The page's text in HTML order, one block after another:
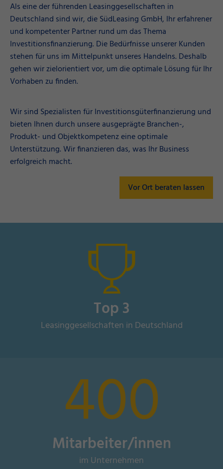
Als eine der führenden Leasinggesellschaften in
Deutschland sind wir, die SüdLeasing GmbH, Ihr erfahrener
und kompetenter Partner rund um das Thema
Investitionsfinanzierung. Die Bedürfnisse unserer Kunden
stehen für uns im Mittelpunkt unseres Handelns. Deshalb
gehen wir zielorientiert vor, um die optimale Lösung für Ihr
Vorhaben zu finden.
Wir sind Spezialisten für Investitionsgüterfinanzierung und
bieten Ihnen durch unsere ausgeprägte Branchen-,
Produkt- und Objektkompetenz eine optimale
Unterstützung. Wir finanzieren das, was Ihr Business
erfolgreich macht.
Vor Ort beraten lassen
Top3
Leasinggesellschaften in Deutschland
400
Mitarbeiter/innen
im Unternehmen